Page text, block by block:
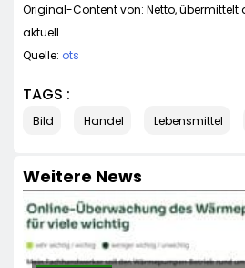
Original-Content von: Netto, übermittelt
aktuell
Quelle: ots
TAGS :
Bild Handel Lebensmittel
Weitere News